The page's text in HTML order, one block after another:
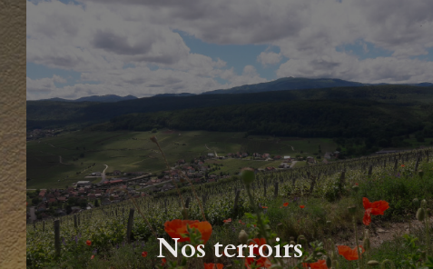
Nos terroirs